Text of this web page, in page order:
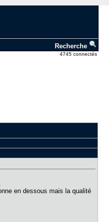
Recherche
4745 connectés
en dessous mais la qualité